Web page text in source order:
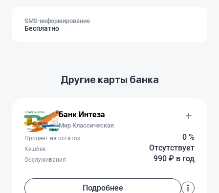
SMS-информирование
Бесплатно
Другие карты банка
Банк Интеза
Мир Классическая
0 %
Процент на остаток
Отсутствует
Кешбек
990 ₽ в год
Обслуживания
Подробнее